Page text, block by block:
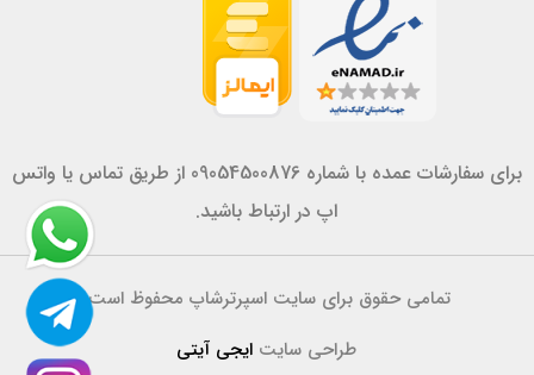
برای سفارشات عمده با شماره 09054500876 از طریق تماس یا واتس
اپ در ارتباط باشید.
تمامی حقوق برای سایت اسپرترشاپ محفوظ است.
طراحی سایت ایجی آیتی